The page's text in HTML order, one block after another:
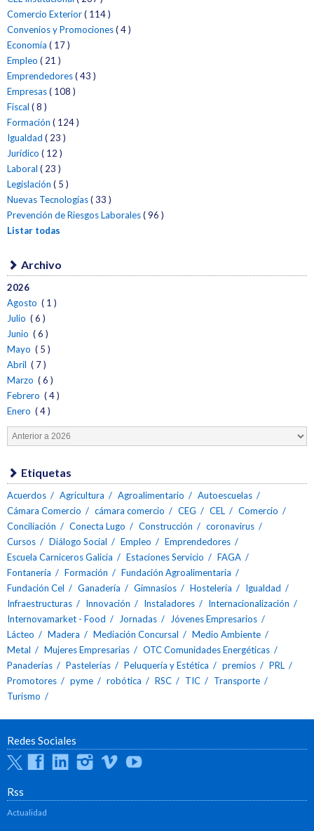
Comercio Exterior( 114 )
Convenios y Promociones( 4 )
Economía ( 17 )
Empleo ( 21 )
Emprendedores( 43 )
Empresas( 108 )
Fiscal ( 8 )
Formación ( 124 )
Igualdad ( 23 )
Jurídico ( 12 )
Laboral ( 23 )
Legislación ( 5 )
Nuevas Tecnologías( 33 )
Prevención de Riesgos Laborales( 96 )
Listar todas
Archivo
2026
Agosto ( 1 )
Julio ( 6 )
Junio ( 6 )
Mayo ( 5 )
Abril ( 7 )
Marzo ( 6 )
Febrero ( 4 )
Enero ( 4 )
Etiquetas
Acuerdos Agricultura Agroalimentario
Autoescuelas
Cámara Comercio
cámara comercio CEG CEL
Comercio
Conciliación
Conecta Lugo Construcción
coronavirus
Cursos
Diálogo Social Empleo
Emprendedores
Escuela Carniceros Galicia
Estaciones Servicio
FAGA
Fontanería
Formación
Fundación Agroalimentaria
Fundación Cel
Ganadería Gimnasios Hostelería
Igualdad
Infraestructuras
Innovación Instaladores
Internacionalización
Internovamarket - Food
Jornadas
Jóvenes Empresarios
Lácteo
Madera Mediación Concursal
Medio Ambiente
Metal
Mujeres Empresarias
OTC Comunidades Energéticas
Panaderías
Pastelerías Peluquería y Estética premios
PRL
Promotores
pyme robótica RSC TIC
Transporte
Turismo
Redes Sociales
TwitterFacebookLinkedinInstagram
Vimeo
Rss
Actualidad